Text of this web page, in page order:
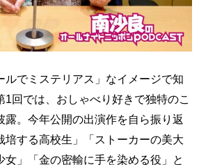
ルでミステリアス」なイメージで知
1回では、おしゃべり好きで独特のこ
露。今年公開の出演作を自ら振り返
培する高校生」「ストーカーの美大
女」「金の密輸に手を染める役」と